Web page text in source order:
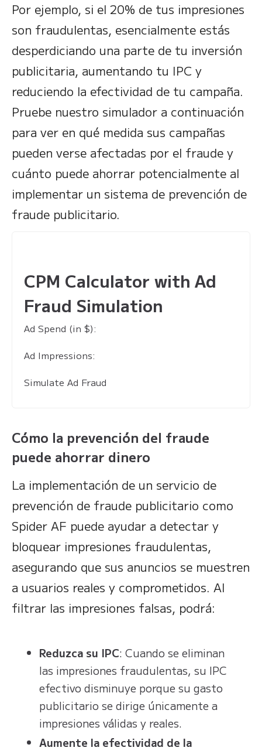
Por ejemplo, si el 20% de tus impresiones
son fraudulentas, esencialmente estás
desperdiciando una parte de tu inversión
publicitaria, aumentando tu IPC y
reduciendo la efectividad de tu campaña.
Pruebe nuestro simulador a continuación
para ver en qué medida sus campañas
pueden verse afectadas por el fraude y
cuánto puede ahorrar potencialmente al
implementar un sistema de prevención de
fraude publicitario.
CPM Calculator with Ad
Fraud Simulation
Ad Spend (in $):
Ad Impressions:
Simulate Ad Fraud
Cómo la prevención del fraude
puede ahorrar dinero
La implementación de un servicio de
prevención de fraude publicitario como
Spider AF puede ayudar a detectar y
bloquear impresiones fraudulentas,
asegurando que sus anuncios se muestren
a usuarios reales y comprometidos. Al
filtrar las impresiones falsas, podrá:
Reduzca su IPC: Cuando se eliminan
las impresiones fraudulentas, su IPC
efectivo disminuye porque su gasto
publicitario se dirige únicamente a
impresiones válidas y reales.
Aumente la efectividad de la